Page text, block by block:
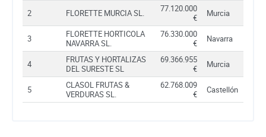
2 FLORETTE MURCIA SL.
77.120.000
€
Murcia
3
FLORETTE HORTICOLA
NAVARRA SL.
76.330.000
€
Navarra
4
FRUTAS Y HORTALIZAS
DEL SURESTE SL
69.366.955
€
Murcia
5
CLASOL FRUTAS &
VERDURAS SL.
62.768.009
€
Castellón